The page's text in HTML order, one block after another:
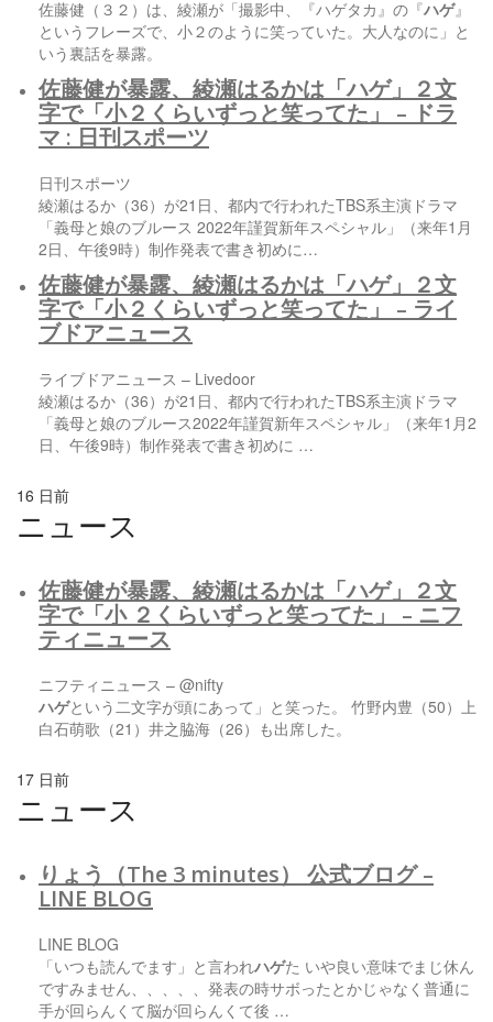
佐藤健（３２）は、綾瀬が「撮影中、『ハゲタカ』の『ハゲ』
というフレーズで、小２のように笑っていた。大人なのに」と
いう裏話を暴露。
佐藤健が暴露、綾瀬はるかは「ハゲ」２文
字で「小２くらいずっと笑ってた」 – ドラ
マ : 日刊スポーツ
日刊スポーツ
綾瀬はるか（36）が21日、都内で行われたTBS系主演ドラマ
「義母と娘のブルース 2022年謹賀新年スペシャル」（来年1月
2日、午後9時）制作発表で書き初めに…
佐藤健が暴露、綾瀬はるかは「ハゲ」２文
字で「小２くらいずっと笑ってた」 – ライ
ブドアニュース
ライブドアニュース – Livedoor
綾瀬はるか（36）が21日、都内で行われたTBS系主演ドラマ
「義母と娘のブルース2022年謹賀新年スペシャル」（来年1月2
日、午後9時）制作発表で書き初めに …
16 日前
ニュース
佐藤健が暴露、綾瀬はるかは「ハゲ」２文
字で「小 ２くらいずっと笑ってた」 – ニフ
ティニュース
ニフティニュース – @nifty
ハゲという二文字が頭にあって」と笑った。 竹野内豊（50）上
白石萌歌（21）井之脇海（26）も出席した。
17 日前
ニュース
りょう（The 3 minutes） 公式ブログ –
LINE BLOG
LINE BLOG
「いつも読んでます」と言われハゲた いや良い意味でまじ休ん
ですみません、、、、、発表の時サボったとかじゃなく普通に
手が回らんくて脳が回らんくて後 …